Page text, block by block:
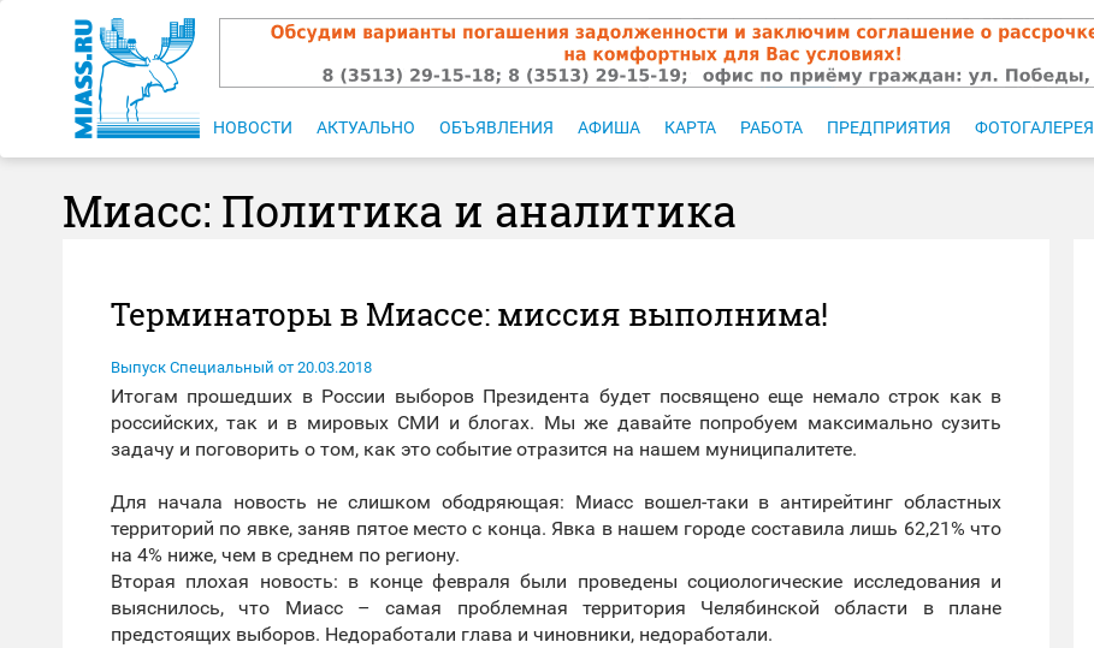
НОВОСТИ АКТУАЛЬНО ОБЪЯВЛЕНИЯ АФИША КАРТА РАБОТА ПРЕДПРИЯТИЯ ФОТОГАЛЕРЕЯ
Миасс: Политика и аналитика
Терминаторы в Миассе: миссия выполнима!
Выпуск Специальный от 20.03.2018
Итогам прошедших в России выборов Президента будет посвящено еще немало строк как в
российских, так и в мировых СМИ и блогах. Мы же давайте попробуем максимально сузить
задачу и поговорить о том, как это событие отразится на нашем муниципалитете.
Для начала новость не слишком ободряющая: Миасс вошел-таки в антирейтинг областных
территорий по явке, заняв пятое место с конца. Явка в нашем городе составила лишь 62,21% что
на 4% ниже, чем в среднем по региону.
Вторая плохая новость: в конце февраля были проведены социологические исследования и
выяснилось, что Миасс – самая проблемная территория Челябинской области в плане
предстоящих выборов. Недоработали глава и чиновники, недоработали.